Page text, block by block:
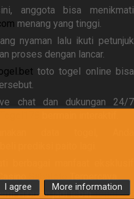
I agree More information
anggota bisa menikmati
menang yang tinggi.
nyaman lalu ikuti petunjuk
proses dengan lancar.
toto togel online bisa
chat dan dukungan 24/7
data togel, Anda
prediksi paito lagi.
berbagai manfaat eksklusif
SabatotoTerpercaya.
Hiburan jadi lebihTogel158